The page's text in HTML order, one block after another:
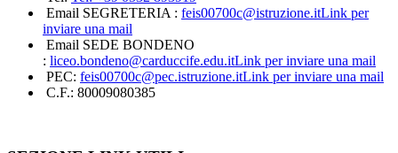
Email SEGRETERIA : feis00700c@istruzione.itLink per
inviare una mail
Email SEDE BONDENO
: liceo.bondeno@carduccife.edu.itLink per inviare una mail
PEC: feis00700c@pec.istruzione.itLink per inviare una mail
C.F.: 80009080385